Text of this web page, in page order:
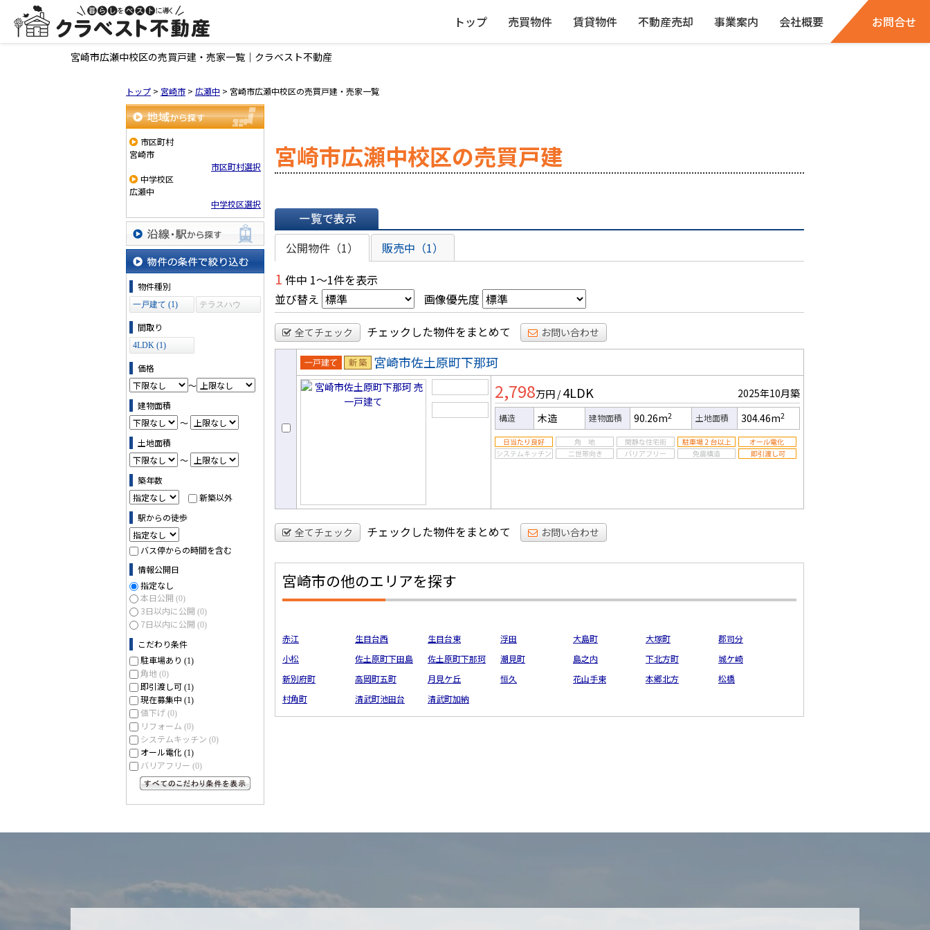
トップ 売買物件 賃貸物件 不動産売却 事業案内 会社概要 お問合せ
宮崎市広瀬中校区の売買戸建・売家一覧｜クラベスト不動産
トップ > 宮崎市 > 広瀬中 > 宮崎市広瀬中校区の売買戸建・売家一覧
地域から探す
市区町村
宮崎市
市区町村選択
中学校区
広瀬中
中学校区選択
沿線・駅から探す
物件の条件で絞り込む
物件種別
一戸建て (1)
テラスハウ
間取り
4LDK (1)
価格
～
建物面積
～
土地面積
～
築年数
新築以外
駅からの徒歩
バス停からの時間を含む
情報公開日
指定なし
本日公開 (0)
3日以内に公開 (0)
7日以内に公開 (0)
こだわり条件
駐車場あり (1)
角地 (0)
即引渡し可 (1)
現在募集中 (1)
値下げ (0)
リフォーム (0)
システムキッチン (0)
オール電化 (1)
バリアフリー (0)
宮崎市広瀬中校区の売買戸建
一覧で表示
公開物件（1） 販売中（1）
1 件中 1～1件を表示
並び替え
画像優先度
全てチェック チェックした物件をまとめて お問い合わせ
売一戸建
て
新築
宮崎市佐土原町下那珂
2,798万円 / 4LDK 2025年10月築
構造 木造 建物面積 90.26m2 土地面積 304.46m2
全てチェック チェックした物件をまとめて お問い合わせ
宮崎市の他のエリアを探す
赤江 生目台西 生目台東 浮田 大島町 大塚町
郡司分
小松
佐土原町下田島 佐土原町下那珂 潮見町 島之内 下北方町
城ケ崎
新別府町
高岡町五町 月見ケ丘 恒久 花山手東 本郷北方
松橋
村角町
清武町池田台 清武町加納